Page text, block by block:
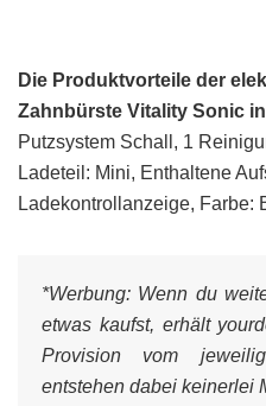
Die Produktvorteile der
Zahnbürste Vitality Sonic
Putzsystem Schall, 1
Ladeteil: Mini, Enthaltene
Ladekontrollanzeige, Farbe:
*Werbung: Wenn du
etwas kaufst, erhält
Provision vom
entstehen dabei keinerlei